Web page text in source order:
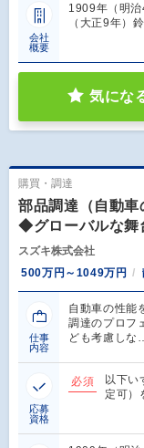
会社
概要
1909年（明
（大正9年）
気にな
購買・調達
部品調達（自動車
◆グローバルな舞
スズキ株式会社
500万円～1049万円
仕事
内容
自動車の性能
調達のプロフ
ども考慮しな…
応募
資格
必須
以下い
定可）